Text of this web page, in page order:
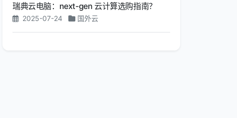
瑞典云电脑：next-gen 云计算选购指南？
2025-07-24 国外云